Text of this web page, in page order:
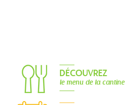
DÉCOUVREZ
le menu de la cantine